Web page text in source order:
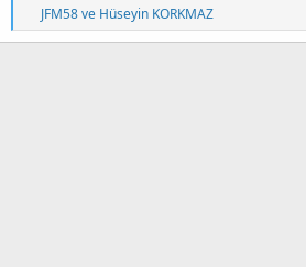
T
e
p
JFM58ve Hüseyin KORKMAZ